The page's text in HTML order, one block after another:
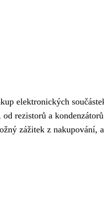
elektronických
rezistorů a
zážitek z nakupování,